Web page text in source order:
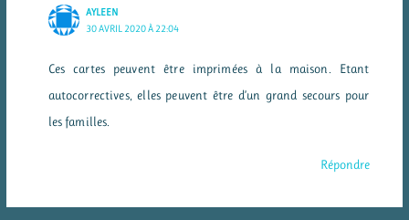
AYLEEN
30 AVRIL 2020 À 22:04
Ces cartes peuvent être imprimées à la maison. Etant
autocorrectives, elles peuvent être d’un grand secours pour
les familles.
Répondre